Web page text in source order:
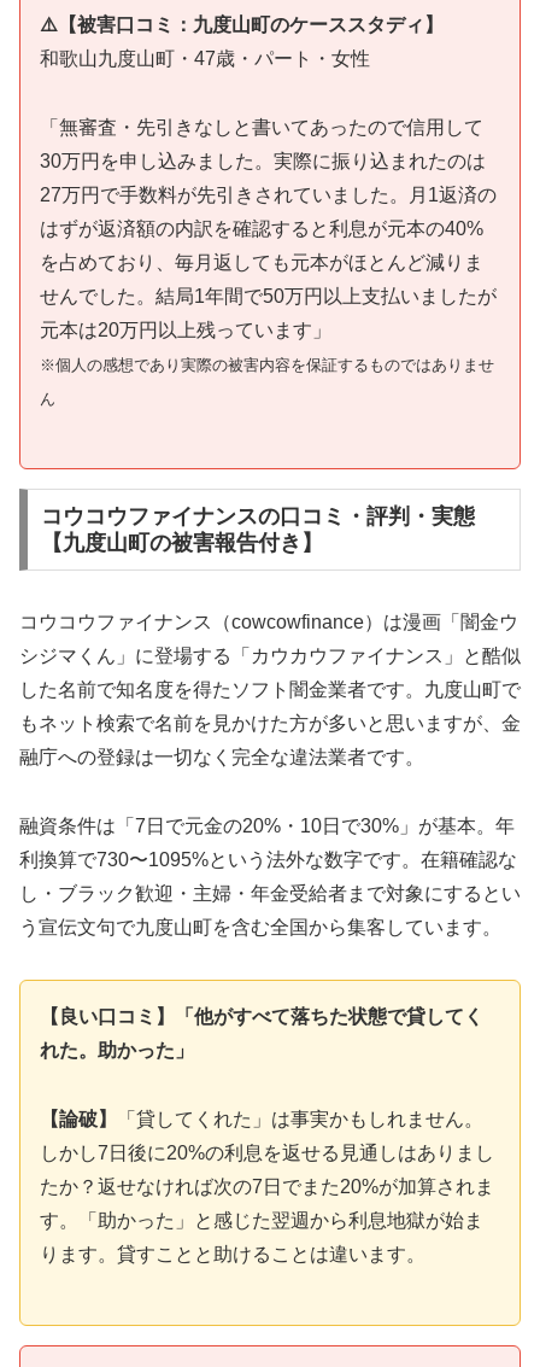
⚠️【被害口コミ：九度山町のケーススタディ】
和歌山九度山町・47歳・パート・女性
「無審査・先引きなしと書いてあったので信用して
30万円を申し込みました。実際に振り込まれたのは
27万円で手数料が先引きされていました。月1返済の
はずが返済額の内訳を確認すると利息が元本の40%
を占めており、毎月返しても元本がほとんど減りま
せんでした。結局1年間で50万円以上支払いましたが
元本は20万円以上残っています」
※個人の感想であり実際の被害内容を保証するものではありませ
ん
コウコウファイナンスの口コミ・評判・実態
【九度山町の被害報告付き】
コウコウファイナンス（cowcowfinance）は漫画「闇金ウ
シジマくん」に登場する「カウカウファイナンス」と酷似
した名前で知名度を得たソフト闇金業者です。九度山町で
もネット検索で名前を見かけた方が多いと思いますが、金
融庁への登録は一切なく完全な違法業者です。
融資条件は「7日で元金の20%・10日で30%」が基本。年
利換算で730〜1095%という法外な数字です。在籍確認な
し・ブラック歓迎・主婦・年金受給者まで対象にするとい
う宣伝文句で九度山町を含む全国から集客しています。
【良い口コミ】「他がすべて落ちた状態で貸してく
れた。助かった」
【論破】
「貸してくれた」は事実かもしれません。
しかし7日後に20%の利息を返せる見通しはありまし
たか？返せなければ次の7日でまた20%が加算されま
す。「助かった」と感じた翌週から利息地獄が始ま
ります。貸すことと助けることは違います。